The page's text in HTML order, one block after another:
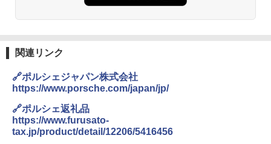
関連リンク
🔗ポルシェジャパン株式会社
https://www.porsche.com/japan/jp/
🔗ポルシェ返礼品
https://www.furusato-
tax.jp/product/detail/12206/5416456